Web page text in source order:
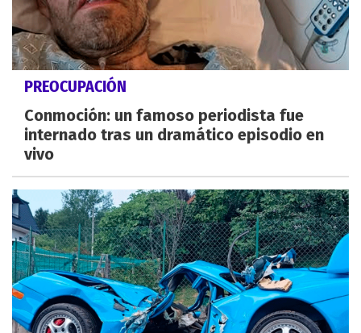
PREOCUPACIÓN
Conmoción: un famoso periodista fue
internado tras un dramático episodio en
vivo